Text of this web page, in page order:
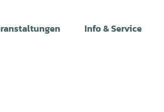
Info & Service